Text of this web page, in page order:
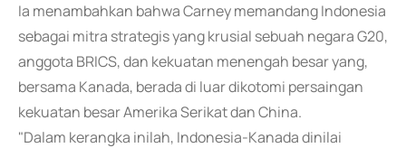
Ia menambahkan bahwa Carney memandang Indonesia
sebagai mitra strategis yang krusial sebuah negara G20,
anggota BRICS, dan kekuatan menengah besar yang,
bersama Kanada, berada di luar dikotomi persaingan
kekuatan besar Amerika Serikat dan China.
"Dalam kerangka inilah, Indonesia-Kanada dinilai